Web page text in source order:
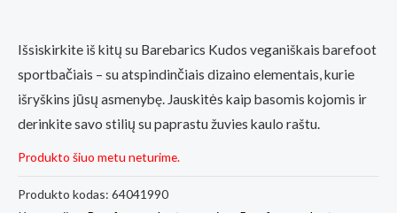
Išsiskirkite iš kitų su Barebarics Kudos veganiškais barefoot
sportbačiais – su atspindinčiais dizaino elementais, kurie
išryškins jūsų asmenybę. Jauskitės kaip basomis kojomis ir
derinkite savo stilių su paprastu žuvies kaulo raštu.
Produkto šiuo metu neturime.
Produkto kodas: 64041990